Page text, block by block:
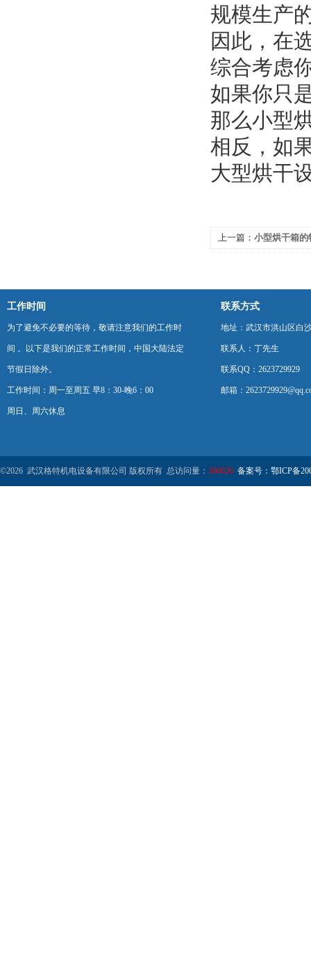
规模生产
因此，在
综合考虑
如果你只
那么小型
相反，如
大型烘干
上一篇： 小型烘干箱的
工作时间
为了避免不必要的等待，敬请注意我们的工作时
间 。以下是我们的正常工作时间，中国大陆法定
节假日除外。
工作时间：周一至周五 早8：30-晚6：00
周日、周六休息
联系方式
地址：武汉市洪山区白
联系人：丁先生
联系QQ：2623729929
邮箱：
©2026 武汉格特机电设备有限公司 版权所有 总访问量： 380026 备案号：鄂ICP备